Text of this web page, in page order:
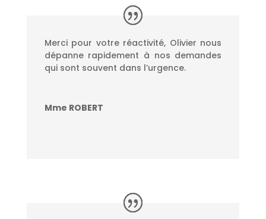
Merci pour votre réactivité, Olivier nous
dépanne rapidement à nos demandes
qui sont souvent dans l’urgence.
Mme ROBERT